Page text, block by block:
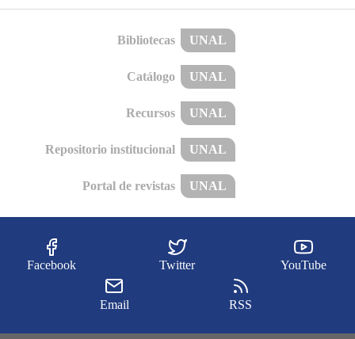
Bibliotecas UNAL
Catálogo UNAL
Recursos UNAL
Repositorio institucional UNAL
Portal de revistas UNAL
Facebook Twitter YouTube
Email RSS